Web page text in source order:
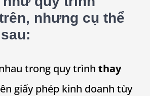
nhưng cụ thể
trong quy trình thay
giấy phép kinh doanh tùy